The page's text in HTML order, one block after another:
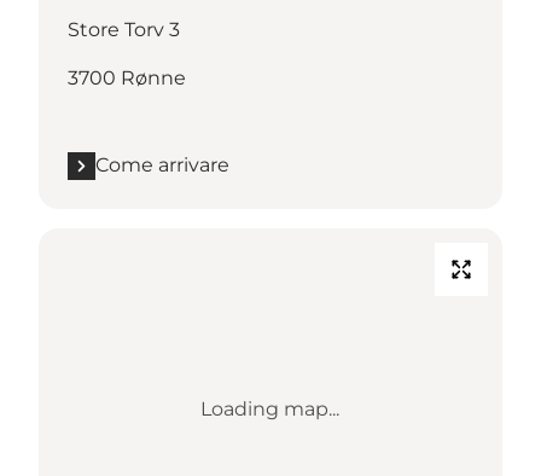
Store Torv 3
3700 Rønne
Come arrivare
Loading map...